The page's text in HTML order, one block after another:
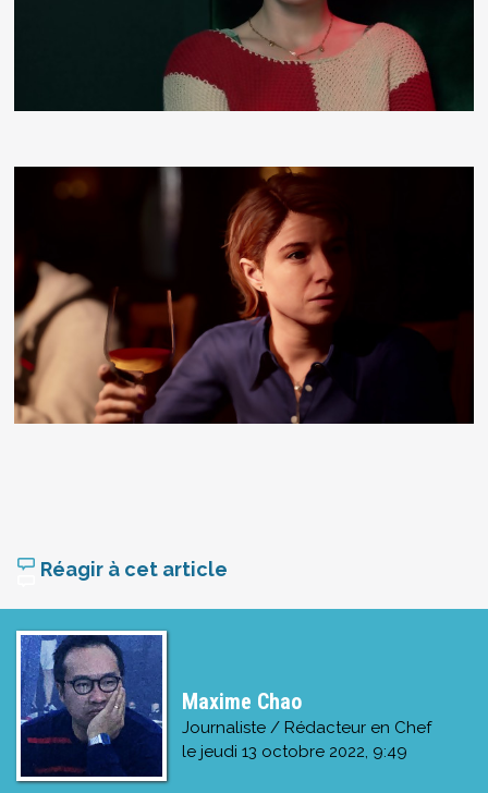
Réagir à cet article
Maxime Chao
Journaliste / Rédacteur en Chef
le jeudi 13 octobre 2022, 9:49